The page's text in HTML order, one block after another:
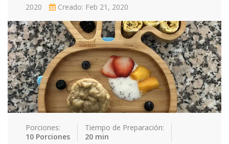
Pasta Pescado Pizza Pollo
Postres Res
Sopas
Recetas
Tips & Tricks
Contacto
2020
Creado: Feb 21, 2020
Porciones:
10 Porciones
Tiempo de Preparación:
20 min